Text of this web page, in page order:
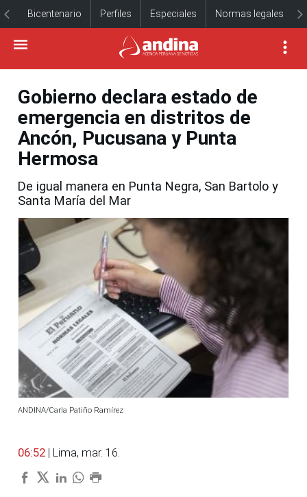
Bicentenario Perfiles Especiales Normas legales
Gobierno declara estado de
emergencia en distritos de
Ancón, Pucusana y Punta
Hermosa
De igual manera en Punta Negra, San Bartolo y
Santa María del Mar
ANDINA/Carla Patiño Ramírez
06:52 | Lima, mar. 16.